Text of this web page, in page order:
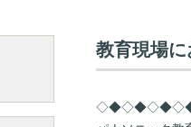
教育現場